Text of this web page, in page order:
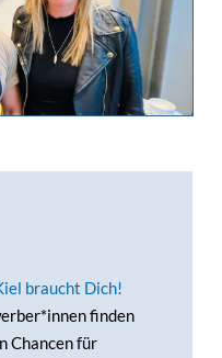
braucht Dich!
finden
Chancen für